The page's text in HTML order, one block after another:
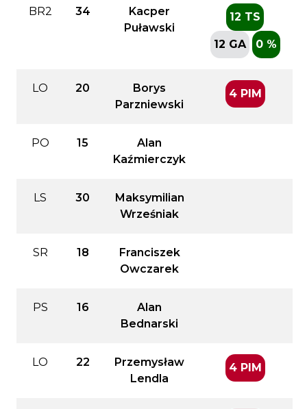
BR2 34
Kacper
Puławski
12 TS
12 GA 0 %
LO 20
Borys
Parzniewski
4 PIM
PO 15
Alan
Kaźmierczyk
LS 30
Maksymilian
Wrześniak
SR 18
Franciszek
Owczarek
PS 16
Alan
Bednarski
LO 22
Przemysław
Lendla
4 PIM